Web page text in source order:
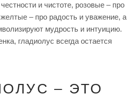
и чистоте, розовые – про
– про радость и уважение, а
мудрость и интуицию.
гладиолус всегда остается
– ЭТО